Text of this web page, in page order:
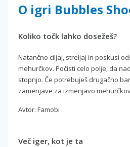
O igri Bubbles
Koliko točk lahko dosežeš?
Natančno ciljaj, streljaj in poskusi
mehurčkov. Počisti celo polje, da
stopnjo. Če potrebuješ drugačno
zamenjave za izmenjavo
Avtor: Famobi
Več iger, kot je ta